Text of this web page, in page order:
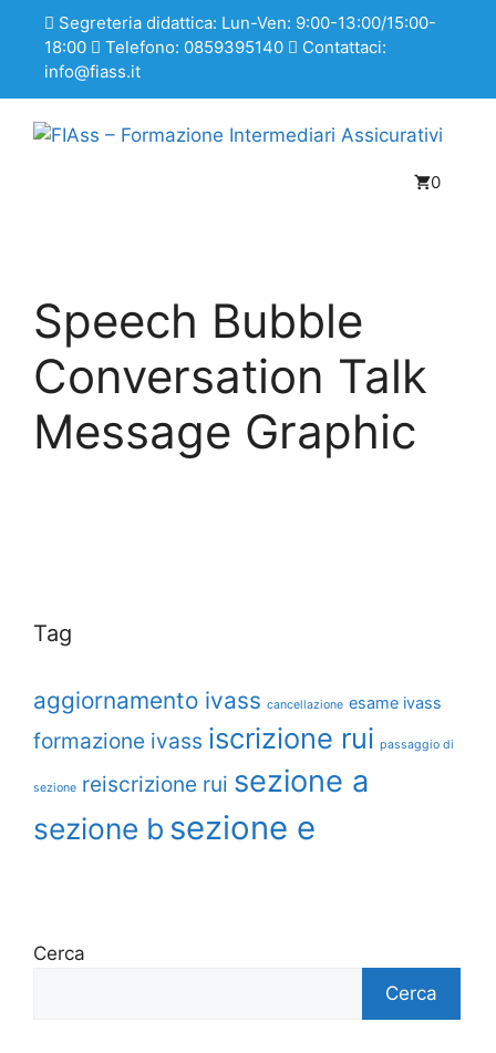
Segreteria didattica: Lun-Ven: 9:00-13:00/15:00-
18:00
Telefono: 0859395140
Contattaci:
info@fiass.it
0
Speech Bubble
Conversation Talk
Message Graphic
Tag
aggiornamento ivass cancellazione esame ivass
formazione ivass iscrizione rui passaggio di
sezione reiscrizione rui sezione a
sezione b sezione e
Cerca
Cerca